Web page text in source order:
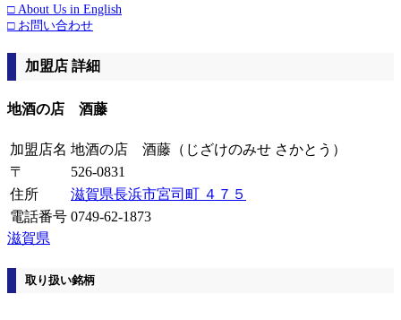
□ About Us in English
□ お問い合わせ
加盟店 詳細
地酒の店 酒藤
加盟店名 地酒の店 酒藤 （じざけのみせ さかとう）
〒
526-0831
住所
滋賀県長浜市宮司町 ４７５
電話番号 0749-62-1873
滋賀県
取り扱い銘柄